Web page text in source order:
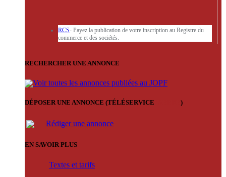
RCS- Payez la publication de votre inscription au Registre du
commerce et des sociétés.
RECHERCHER UNE ANNONCE
Voir toutes les annonces publiées au JOPF
DÉPOSER UNE ANNONCE (TÉLÉSERVICE )
Rédiger une annonce
EN SAVOIR PLUS
Textes et tarifs